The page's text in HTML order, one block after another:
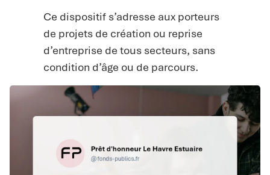
Ce dispositif s’adresse aux porteurs
de projets de création ou reprise
d’entreprise de tous secteurs, sans
condition d’âge ou de parcours.